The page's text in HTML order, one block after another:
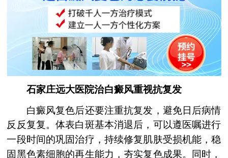
石家庄远大医院治白癜风重视抗复发
白癜风复色后还要注重抗复发，避免日后病情
反反复复。体表白斑基本消退后，可以遵医嘱进行
一段时间的巩固治疗，持续修复肌肤受损机能，稳
固黑色素细胞的再生能力，夯实复色成果。同时，